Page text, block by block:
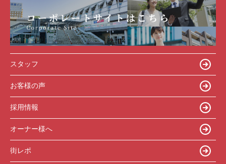
スタッフ
お客様の声
採用情報
オーナー様へ
街レポ